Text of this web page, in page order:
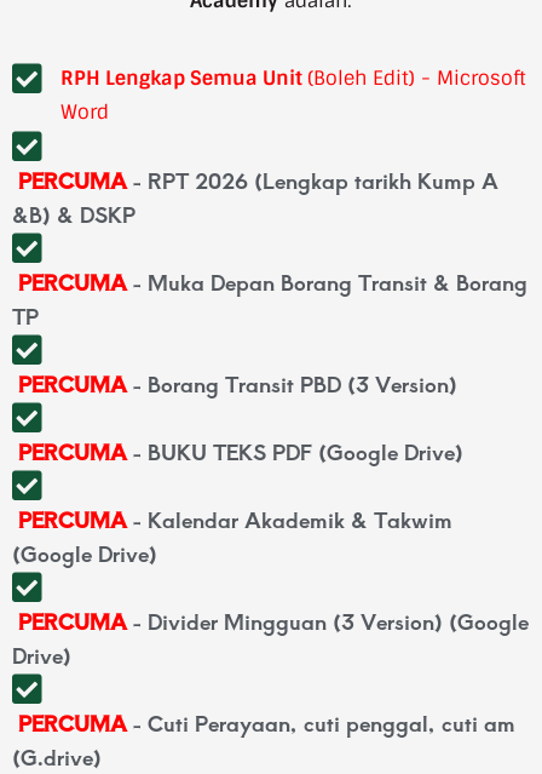
RPH Lengkap Semua Unit (Boleh Edit) - Microsoft
Word
PERCUMA - RPT 2026 (Lengkap tarikh Kump A
&B) & DSKP
PERCUMA - Muka Depan Borang Transit & Borang
TP
PERCUMA - Borang Transit PBD (3 Version)
PERCUMA - BUKU TEKS PDF (Google Drive)
PERCUMA - Kalendar Akademik & Takwim
(Google Drive)
PERCUMA - Divider Mingguan (3 Version) (Google
Drive)
PERCUMA - Cuti Perayaan, cuti penggal, cuti am
(G.drive)